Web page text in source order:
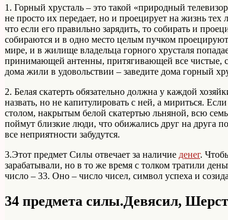
1. Горный хрусталь – это такой «природный
не просто их передает, но и проецирует на жизнь
что если его правильно зарядить, то собирать и
собираются и в одно место целым пучком
мире, и в жилище владельца горного хрусталя
принимающей антенны, притягивающей все чистые,
дома жили в удовольствии – заведите дома горный
2. Белая скатерть обязательно должна у каждой
назвать, но не капитулировать с ней, а мириться.
столом, накрытым белой скатертью льняной, всю
поймут близкие люди, что обижались друг на друга
все неприятности забудутся.
3.Этот предмет Силы отвечает за наличие денег.
зарабатывали, но в то же время с толком тратили
число – 33. Оно – число чисел, символ успеха и
34 предмета силы.Девясил,